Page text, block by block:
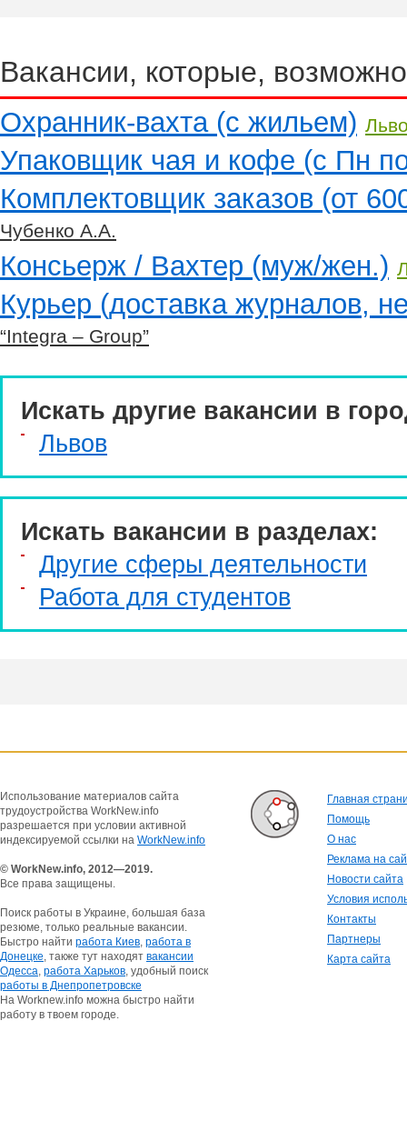
Вакансии, которые,
Охранник-вахта (с жильем)
Упаковщик чая и кофе (с Пн
Комплектовщик заказов (от
Чубенко А.А.
Консьерж / Вахтер (муж/жен.)
Курьер (доставка журналов,
“Integra – Group”
Искать другие вакансии в
Львов
Искать вакансии в разделах:
Другие сферы деятельности
Работа для студентов
Использование материалов сайта
трудоустройства WorkNew.info
разрешается при условии активной
индексируемой ссылки на WorkNew.info
© WorkNew.info, 2012—2019.
Все права защищены.
Поиск работы в Украине, большая база
резюме, только реальные вакансии.
Быстро найти работа Киев, работа в
Донецке, также тут находят вакансии
Одесса, работа Харьков, удобный поиск
работы в Днепропетровске
На Worknew.info можна быстро найти
работу в твоем городе.
Главная
Помощь
О нас
Реклама на
Новости сайта
Условия
Контакты
Партнеры
Карта сайта